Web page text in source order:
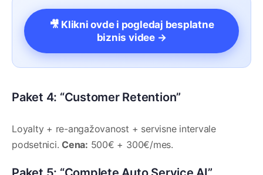
🎥 Klikni ovde i pogledaj besplatne
biznis videe →
Paket 4: “Customer Retention”
Loyalty + re-angažovanost + servisne intervale
podsetnici.Cena: 500€ + 300€/mes.